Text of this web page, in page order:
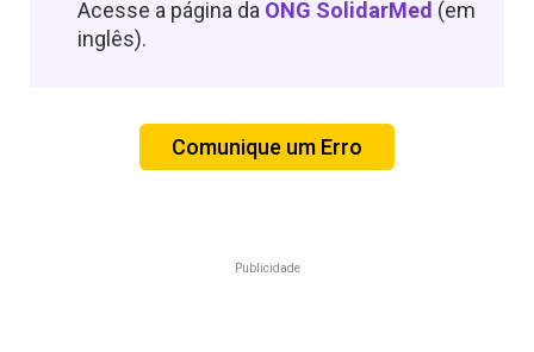
Acesse a página da ONG SolidarMed (em
inglês).
Comunique um Erro
Publicidade